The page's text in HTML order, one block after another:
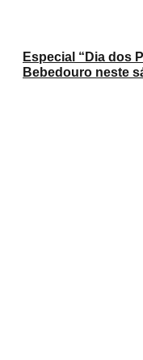
Especial “Dia dos
Bebedouro neste